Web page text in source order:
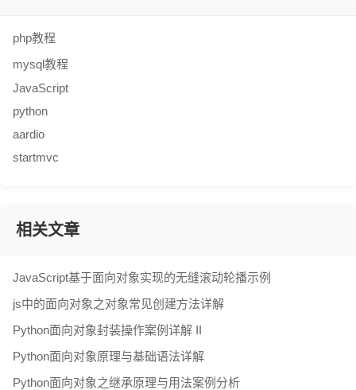
php教程
mysql教程
JavaScript
python
aardio
startmvc
相关文章
JavaScript基于面向对象实现的无缝滚动轮播示例
js中的面向对象之对象常见创建方法详解
Python面向对象封装操作案例详解 II
Python面向对象原理与基础语法详解
Python面向对象之继承原理与用法案例分析